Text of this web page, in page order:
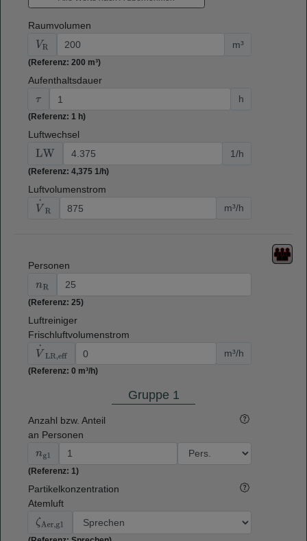
Raumvolumen
VR m³
(Referenz: 200 m³)
Aufenthaltsdauer
τ
h
(Referenz: 1 h)
Luftwechsel
LW
1/h
(Referenz: 4,375 1/h)
Luftvolumenstrom
V⋅R m³/h
Personen
nR
(Referenz: 25)
Luftreiniger
Frischluftvolumenstrom
V⋅LR,eff m³/h
(Referenz: 0 m³/h)
Gruppe 1
Anzahl bzw. Anteil
an Personen
ng1
(Referenz: 1)
Partikelkonzentration
Atemluft
ζAer,g1